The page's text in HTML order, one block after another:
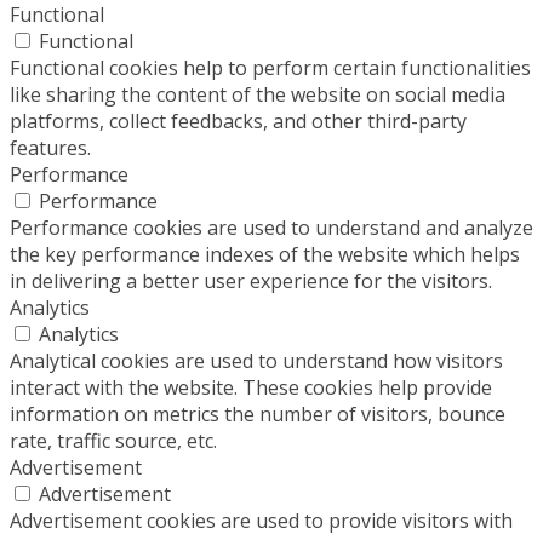
Functional
Functional
Functional cookies help to perform certain functionalities
like sharing the content of the website on social media
platforms, collect feedbacks, and other third-party
features.
Performance
Performance
Performance cookies are used to understand and analyze
the key performance indexes of the website which helps
in delivering a better user experience for the visitors.
Analytics
Analytics
Analytical cookies are used to understand how visitors
interact with the website. These cookies help provide
information on metrics the number of visitors, bounce
rate, traffic source, etc.
Advertisement
Advertisement
Advertisement cookies are used to provide visitors with